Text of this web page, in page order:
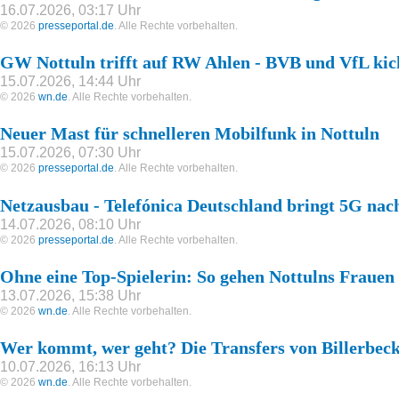
16.07.2026, 03:17 Uhr
© 2026 presseportal.de . Alle Rechte vorbehalten.
GW Nottuln trifft auf RW Ahlen - BVB und VfL
15.07.2026, 14:44 Uhr
© 2026 wn.de. Alle Rechte vorbehalten.
Neuer Mast für schnelleren Mobilfunk in Nottuln
15.07.2026, 07:30 Uhr
© 2026 presseportal.de. Alle Rechte vorbehalten.
Netzausbau - Telefónica Deutschland bringt 5G
14.07.2026, 08:10 Uhr
© 2026 presseportal.de . Alle Rechte vorbehalten.
Ohne eine Top-Spielerin: So gehen Nottulns
13.07.2026, 15:38 Uhr
© 2026 wn.de. Alle Rechte vorbehalten.
Wer kommt, wer geht? Die Transfers von
10.07.2026, 16:13 Uhr
© 2026 wn.de. Alle Rechte vorbehalten.